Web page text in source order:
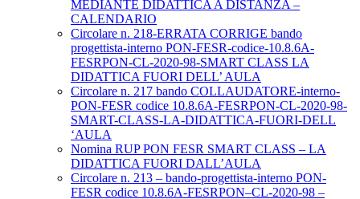
MEDIANTE DIDATTICA A DISTANZA –
CALENDARIO
Circolare n. 218-ERRATA CORRIGE bando
progettista-interno PON-FESR-codice-10.8.6A-
FESRPON-CL-2020-98-SMART CLASS LA
DIDATTICA FUORI DELL’ AULA
Circolare n. 217 bando COLLAUDATORE-interno-
PON-FESR codice 10.8.6A-FESRPON-CL-2020-98-
SMART-CLASS-LA-DIDATTICA-FUORI-DELL
‘AULA
Nomina RUP PON FESR SMART CLASS – LA
DIDATTICA FUORI DALL’AULA
Circolare n. 213 – bando-progettista-interno PON-
FESR codice 10.8.6A-FESRPON–CL-2020-98 –